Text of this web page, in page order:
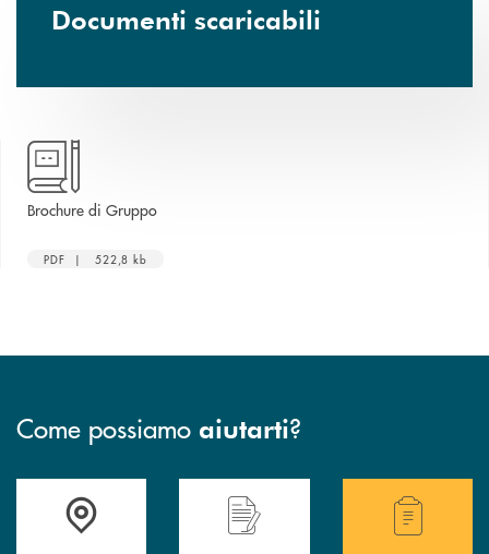
Documenti scaricabili
Brochure di Gruppoapre una nuova finestra
PDF | 522,8 kb
Come possiamo aiutarti?
Accedi all' elenco completo delle filiali .Hai bisogno di assistenza immediata?
Hai bisogno di